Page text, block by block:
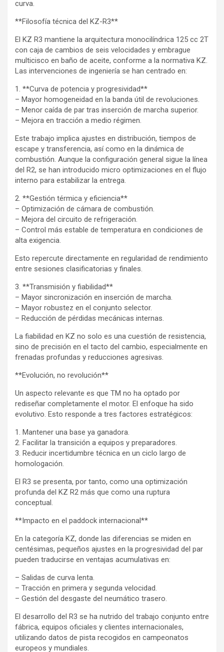
curva.
**Filosofía técnica del KZ-R3**
El KZ R3 mantiene la arquitectura monocilíndrica 125 cc 2T
con caja de cambios de seis velocidades y embrague
multicisco en baño de aceite, conforme a la normativa KZ.
Las intervenciones de ingeniería se han centrado en:
1. **Curva de potencia y progresividad**
– Mayor homogeneidad en la banda útil de revoluciones.
– Menor caída de par tras inserción de marcha superior.
– Mejora en tracción a medio régimen.
Este trabajo implica ajustes en distribución, tiempos de
escape y transferencia, así como en la dinámica de
combustión. Aunque la configuración general sigue la línea
del R2, se han introducido micro optimizaciones en el flujo
interno para estabilizar la entrega.
2. **Gestión térmica y eficiencia**
– Optimización de cámara de combustión.
– Mejora del circuito de refrigeración.
– Control más estable de temperatura en condiciones de
alta exigencia.
Esto repercute directamente en regularidad de rendimiento
entre sesiones clasificatorias y finales.
3. **Transmisión y fiabilidad**
– Mayor sincronización en inserción de marcha.
– Mayor robustez en el conjunto selector.
– Reducción de pérdidas mecánicas internas.
La fiabilidad en KZ no solo es una cuestión de resistencia,
sino de precisión en el tacto del cambio, especialmente en
frenadas profundas y reducciones agresivas.
**Evolución, no revolución**
Un aspecto relevante es que TM no ha optado por
rediseñar completamente el motor. El enfoque ha sido
evolutivo. Esto responde a tres factores estratégicos:
1. Mantener una base ya ganadora.
2. Facilitar la transición a equipos y preparadores.
3. Reducir incertidumbre técnica en un ciclo largo de
homologación.
El R3 se presenta, por tanto, como una optimización
profunda del KZ R2 más que como una ruptura
conceptual.
**Impacto en el paddock internacional**
En la categoría KZ, donde las diferencias se miden en
centésimas, pequeños ajustes en la progresividad del par
pueden traducirse en ventajas acumulativas en:
– Salidas de curva lenta.
– Tracción en primera y segunda velocidad.
– Gestión del desgaste del neumático trasero.
El desarrollo del R3 se ha nutrido del trabajo conjunto entre
fábrica, equipos oficiales y clientes internacionales,
utilizando datos de pista recogidos en campeonatos
europeos y mundiales.